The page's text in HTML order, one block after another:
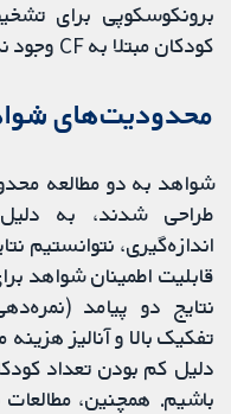
برونکوسکوپی برای
کودکان مبتلا به CF وجود ندارد.
محدودیت‌های
شواهد به دو مطالعه
طراحی شدند، به
اندازه‌گیری، نتوانستیم
قابلیت اطمینان شواهد
نتایج دو پیامد
تفکیک بالا و آنالیز
دلیل کم بودن تعداد
باشیم. همچنین،